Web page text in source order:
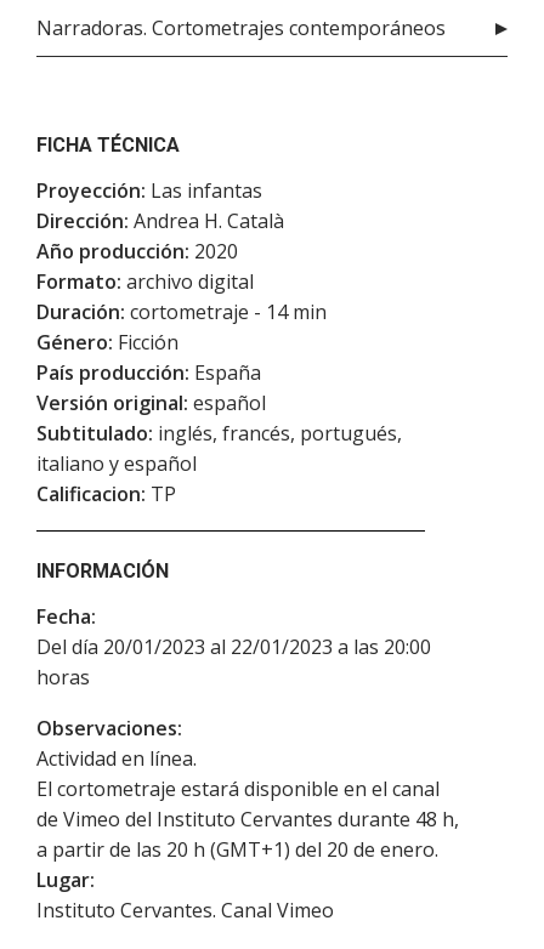
Narradoras. Cortometrajes contemporáneos
FICHA TÉCNICA
Proyección: Las infantas
Dirección: Andrea H. Català
Año producción: 2020
Formato: archivo digital
Duración: cortometraje - 14 min
Género: Ficción
País producción: España
Versión original: español
Subtitulado: inglés, francés, portugués,
italiano y español
Calificacion: TP
INFORMACIÓN
Fecha:
Del día 20/01/2023 al 22/01/2023 a las 20:00
horas
Observaciones:
Actividad en línea.
El cortometraje estará disponible en el canal
de Vimeo del Instituto Cervantes durante 48 h,
a partir de las 20 h (GMT+1) del 20 de enero.
Lugar:
Instituto Cervantes. Canal Vimeo